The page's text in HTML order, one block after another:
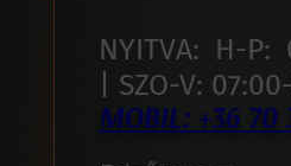
NYITVA: H-P:
| SZO-V:
MOBIL: +36 70